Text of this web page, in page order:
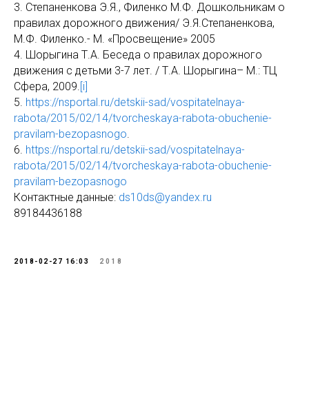
3. Степаненкова Э.Я., Филенко М.Ф. Дошкольникам о
правилах дорожного движения/ Э.Я.Степаненкова,
М.Ф. Филенко.- М. «Просвещение» 2005
4. Шорыгина Т.А. Беседа о правилах дорожного
движения с детьми 3-7 лет. / Т.А. Шорыгина– М.: ТЦ
Сфера, 2009.[i]
5. https://nsportal.ru/detskii-sad/vospitatelnaya-
rabota/2015/02/14/tvorcheskaya-rabota-obuchenie-
pravilam-bezopasnogo.
6. https://nsportal.ru/detskii-sad/vospitatelnaya-
rabota/2015/02/14/tvorcheskaya-rabota-obuchenie-
pravilam-bezopasnogo
Контактные данные: ds10ds@yandex.ru
89184436188
2018-02-27 16:03 2018